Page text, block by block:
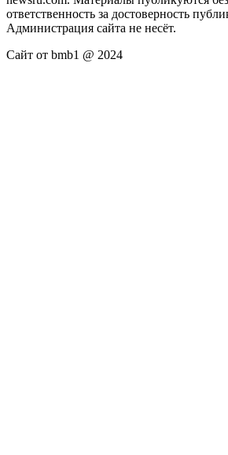
ответственность за достоверность
Администрация сайта не несёт.
Сайт от bmb1 @ 2024